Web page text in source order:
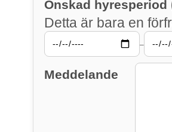
Önskad hyresperiod
Detta är bara en
–
Meddelande